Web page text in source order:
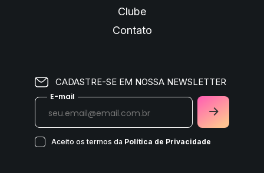
Clube
Contato
CADASTRE-SE EM NOSSA NEWSLETTER
E-mail
Aceito os termos da Política de Privacidade